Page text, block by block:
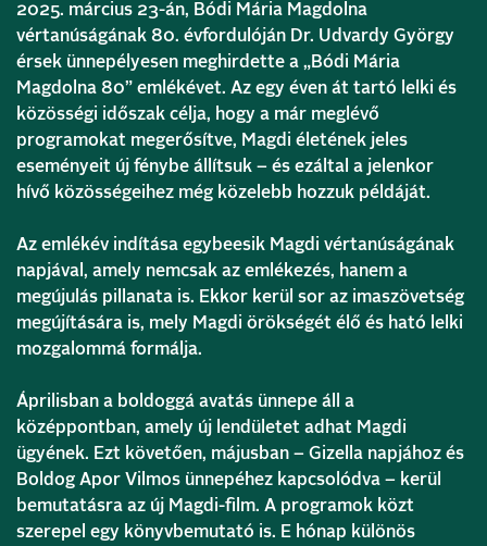
2025. március 23-án, Bódi Mária Magdolna
vértanúságának 80. évfordulóján Dr. Udvardy György
érsek ünnepélyesen meghirdette a „Bódi Mária
Magdolna 80” emlékévet. Az egy éven át tartó lelki és
közösségi időszak célja, hogy a már meglévő
programokat megerősítve, Magdi életének jeles
eseményeit új fénybe állítsuk – és ezáltal a jelenkor
hívő közösségeihez még közelebb hozzuk példáját.
Az emlékév indítása egybeesik Magdi vértanúságának
napjával, amely nemcsak az emlékezés, hanem a
megújulás pillanata is. Ekkor kerül sor az imaszövetség
megújítására is, mely Magdi örökségét élő és ható lelki
mozgalommá formálja.
Áprilisban a boldoggá avatás ünnepe áll a
középpontban, amely új lendületet adhat Magdi
ügyének. Ezt követően, májusban – Gizella napjához és
Boldog Apor Vilmos ünnepéhez kapcsolódva – kerül
bemutatásra az új Magdi-film. A programok közt
szerepel egy könyvbemutató is. E hónap különös